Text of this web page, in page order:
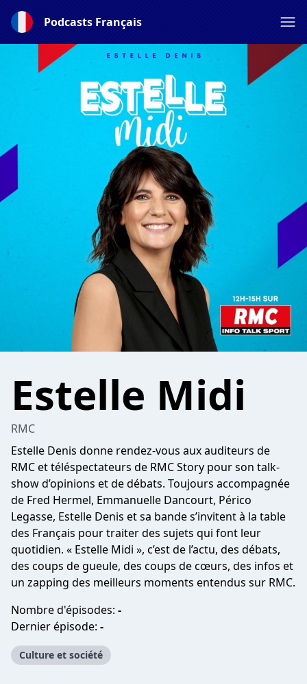
Podcasts Français
Estelle Midi
RMC
Estelle Denis donne rendez-vous aux auditeurs de
RMC et téléspectateurs de RMC Story pour son talk-
show d’opinions et de débats. Toujours accompagnée
de Fred Hermel, Emmanuelle Dancourt, Périco
Legasse, Estelle Denis et sa bande s’invitent à la table
des Français pour traiter des sujets qui font leur
quotidien. « Estelle Midi », c’est de l’actu, des débats,
des coups de gueule, des coups de cœurs, des infos et
un zapping des meilleurs moments entendus sur RMC.
Nombre d'épisodes: -
Dernier épisode: -
Culture et société